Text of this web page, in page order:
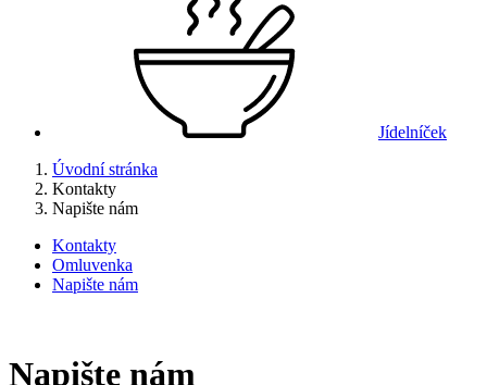
Jídelníček
Úvodní stránka
Kontakty
Napište nám
Kontakty
Omluvenka
Napište nám
Napište nám